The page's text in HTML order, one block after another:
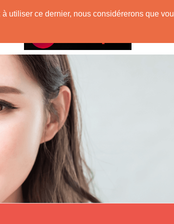
utiliser ce dernier, nous considérerons que